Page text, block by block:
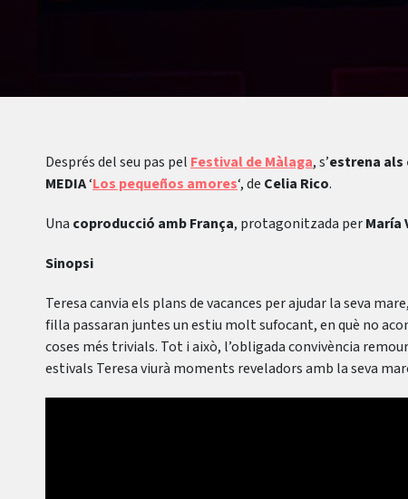
Després del seu pas pel Festival de Màlaga, s’estrena als
MEDIA‘Los pequeños amores‘, de Celia Rico.
Una coproducció amb França, protagonitzada perMaría
Sinopsi
Teresa canvia els plans de vacances per ajudar la seva
filla passaran juntes un estiu molt sufocant, en què no
coses més trivials. Tot i això, l’obligada convivència
estivals Teresa viurà moments reveladors amb la seva